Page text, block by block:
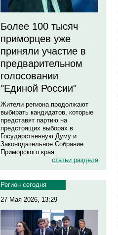
Более 100 тысяч
приморцев уже
приняли участие в
предварительном
голосовании
"Единой России"
Жители региона продолжают
выбирать кандидатов, которые
представят партию на
предстоящих выборах в
Государственную Думу и
Законодательное Собрание
Приморского края.
статьи раздела
Регион сегодня
27 Мая 2026, 13:29